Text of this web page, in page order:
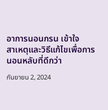
อาการนอนกรน เข้าใจ
สาเหตุและวิธีแก้ไขเพื่อการ
นอนหลับที่ดีกว่า
กันยายน 2, 2024